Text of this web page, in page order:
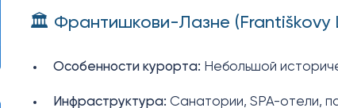
🏛️ Франтишкови-Лазне (Františkovy
Особенности курорта: Небольшой
Инфраструктура: Санатории, SPA-отели,